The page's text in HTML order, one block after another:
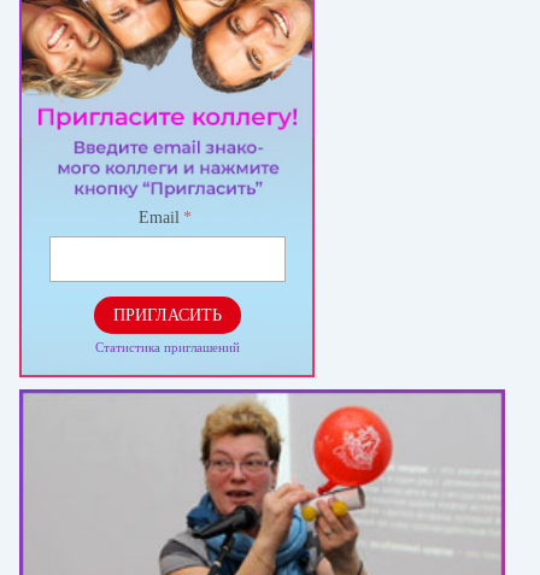
Email *
ПРИГЛАСИТЬ
Статистика приглашений